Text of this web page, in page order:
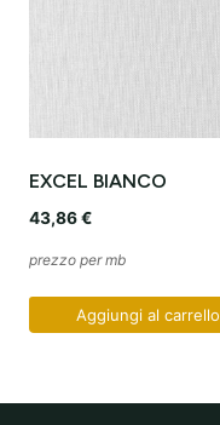
EXCEL BIANCO
43,86€
prezzo per mb
Aggiungi al carrello